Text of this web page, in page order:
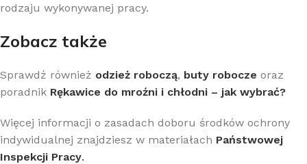
rodzaju wykonywanej pracy.
Zobacz także
Sprawdź również odzież roboczą, buty robocze oraz
poradnik Rękawice do mroźni i chłodni – jak wybrać?
Więcej informacji o zasadach doboru środków ochrony
indywidualnej znajdziesz w materiałach Państwowej
Inspekcji Pracy.